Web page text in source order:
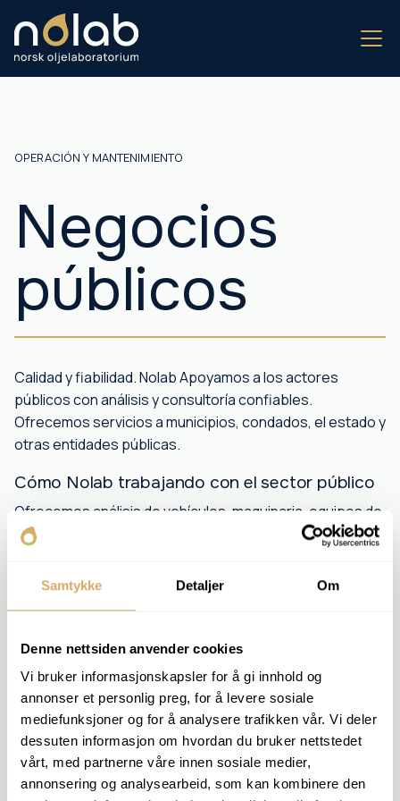
Samtykke Detaljer Om
Denne nettsiden anvender cookies
Vi bruker informasjonskapsler for å gi innhold og
annonser et personlig preg, for å levere sosiale
mediefunksjoner og for å analysere trafikken vår. Vi deler
dessuten informasjon om hvordan du bruker nettstedet
vårt, med partnerne våre innen sosiale medier,
annonsering og analysearbeid, som kan kombinere den
OPERACIÓN Y MANTENIMIENTO
Negocios
públicos
Calidad y fiabilidad. Nolab Apoyamos a los actores
públicos con análisis y consultoría confiables.
Ofrecemos servicios a municipios, condados, el estado y
otras entidades públicas.
Cómo Nolab trabajando con el sector público
Ofrecemos análisis de vehículos, maquinaria, equipos de
emergencia y sistemas de energía. Nuestra experiencia
confiable para clientes públicos.
Nuestros análisis proporcionan:
Mejor utilización de los recursos
Mayor confiabilidad en la prestación de servicios
COMPONENTES RELEVANTES